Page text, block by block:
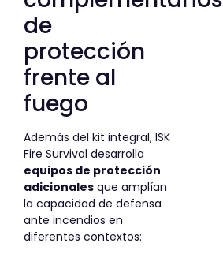
de
protección
frente al
fuego
Además del kit integral, ISK
Fire Survival desarrolla
equipos de protección
adicionales que amplían
la capacidad de defensa
ante incendios en
diferentes contextos: